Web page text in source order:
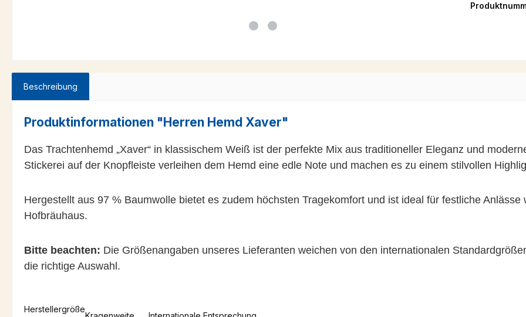
Beschreibung
Produktinformationen "Herren Hemd Xaver"
Das Trachtenhemd „Xaver“ in klassischem Weiß ist der perfekte Mix aus traditioneller Eleganz und
Stickerei auf der Knopfleiste verleihen dem Hemd eine edle Note und machen es zu einem stilvollen
Hergestellt aus 97 % Baumwolle bietet es zudem höchsten Tragekomfort und ist ideal für festliche
Hofbräuhaus.
Bitte beachten: Die Größenangaben unseres Lieferanten weichen von den internationalen
die richtige Auswahl.
Herstellergröße